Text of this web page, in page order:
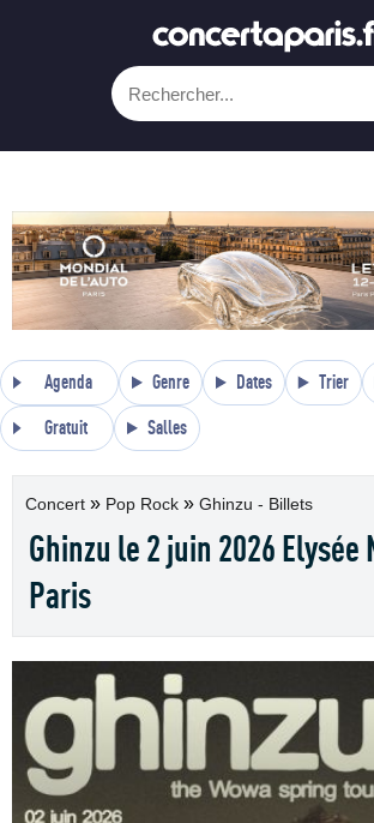
Agenda Genre Dates Trier
Gratuit Salles
Concert » Pop Rock » Ghinzu - Billets
Ghinzu le 2 juin 2026
Paris